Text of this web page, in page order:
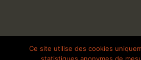
Copyright 2026 Le Bal Blomet | Tous droits
Ce site utilise des cookies